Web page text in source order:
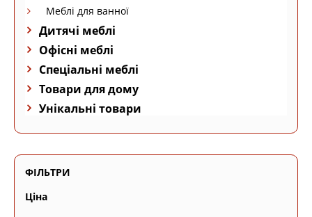
Меблі для ванної
Дитячі меблі
Офісні меблі
Спеціальні меблі
Товари для дому
Унікальні товари
ФІЛЬТРИ
Ціна